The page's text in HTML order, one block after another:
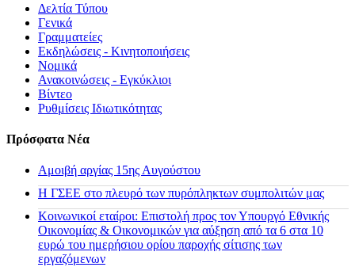
Δελτία Τύπου
Γενικά
Γραμματείες
Εκδηλώσεις - Κινητοποιήσεις
Νομικά
Ανακοινώσεις - Εγκύκλιοι
Βίντεο
Ρυθμίσεις Ιδιωτικότητας
Πρόσφατα Νέα
Αμοιβή αργίας 15ης Αυγούστου
H ΓΣΕΕ στο πλευρό των πυρόπληκτων συμπολιτών μας
Κοινωνικοί εταίροι: Επιστολή προς τον Υπουργό Εθνικής
Οικονομίας & Οικονομικών για αύξηση από τα 6 στα 10
ευρώ του ημερήσιου ορίου παροχής σίτισης των
εργαζόμενων